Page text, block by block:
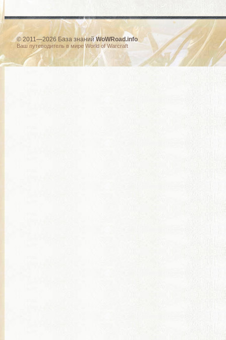
© 2011—2026 База знанийWoWRoad.info
Ваш путеводитель в мире World of Warcraft